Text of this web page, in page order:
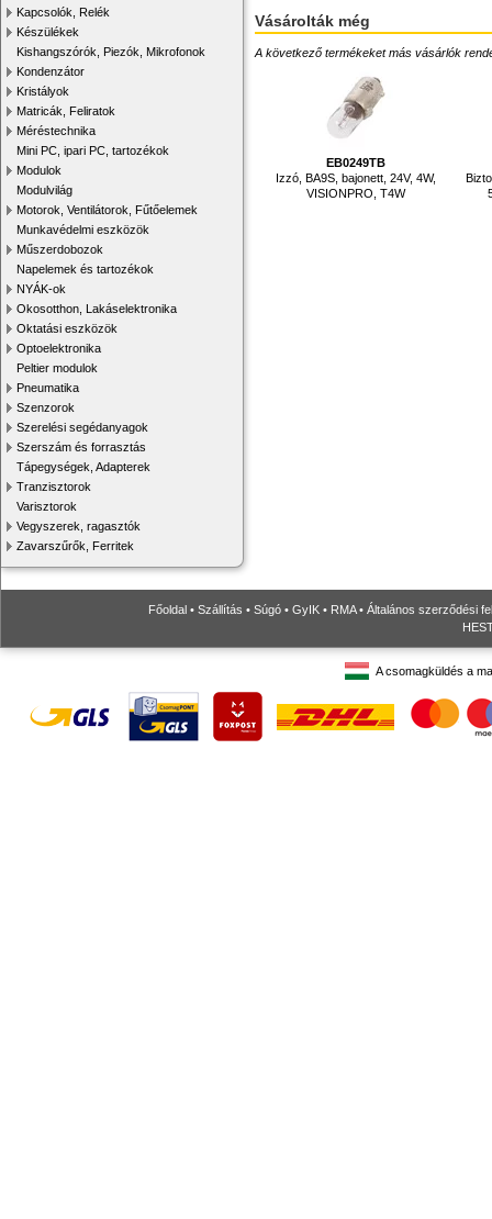
Kapcsolók, Relék
Készülékek
Kishangszórók, Piezók, Mikrofonok
Kondenzátor
Kristályok
Matricák, Feliratok
Méréstechnika
Mini PC, ipari PC, tartozékok
Modulok
Modulvilág
Motorok, Ventilátorok, Fűtőelemek
Munkavédelmi eszközök
Műszerdobozok
Napelemek és tartozékok
NYÁK-ok
Okosotthon, Lakáselektronika
Oktatási eszközök
Optoelektronika
Peltier modulok
Pneumatika
Szenzorok
Szerelési segédanyagok
Szerszám és forrasztás
Tápegységek, Adapterek
Tranzisztorok
Varisztorok
Vegyszerek, ragasztók
Zavarszűrők, Ferritek
Vásárolták még
A következő termékeket más vásárlók
EB0249TB
Izzó, BA9S, bajonett, 24V, 4W,
VISIONPRO, T4W
Főoldal • Szállítás • Súgó • GyIK • RMA• Általános szerződési
A csomagküldés a